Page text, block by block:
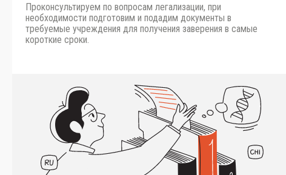
Проконсультируем по вопросам легализации, при
необходимости подготовим и подадим документы в
требуемые учреждения для получения заверения в самые
короткие сроки.